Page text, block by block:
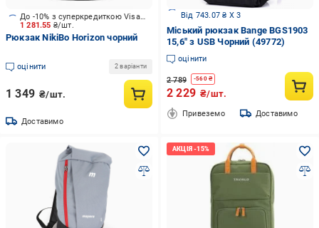
1 281.55 ₴/шт.
До -10% з суперкредиткою Visa Вигода
Рюкзак NikiBo Horizon чорний
оцінити 2 варіанти
1 349 ₴/шт.
Доставимо
Від 743.07 ₴ X 3
Міський рюкзак Bange BGS1903
15,6" з USB Чорний (49772)
оцінити
2 789 -560₴
2 229 ₴/шт.
Привеземо Доставимо